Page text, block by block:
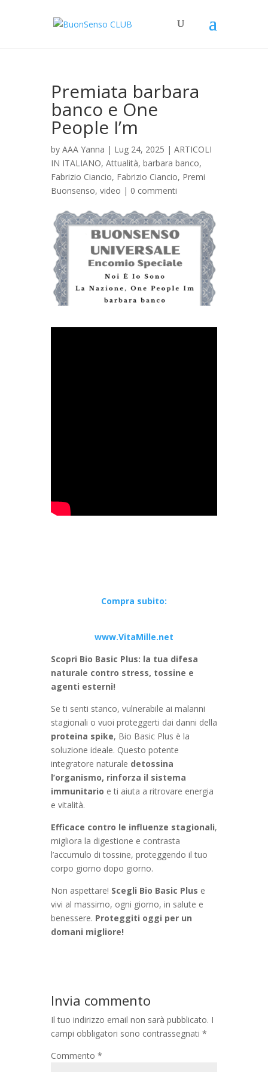
Premiata barbara
banco e One
People I’m
by AAA Yanna | Lug 24, 2025 | ARTICOLI
IN ITALIANO, Attualità, barbara banco,
Fabrizio Ciancio, Fabrizio Ciancio, Premi
Buonsenso, video | 0 commenti
Compra subito:
www.VitaMille.net
Scopri Bio Basic Plus: la tua difesa
naturale contro stress, tossine e
agenti esterni!
Se ti senti stanco, vulnerabile ai malanni
stagionali o vuoi proteggerti dai danni della
proteina spike, Bio Basic Plus è la
soluzione ideale. Questo potente
integratore naturale detossina
l’organismo, rinforza il sistema
immunitario e ti aiuta a ritrovare energia
e vitalità.
Efficace contro le influenze stagionali,
migliora la digestione e contrasta
l’accumulo di tossine, proteggendo il tuo
corpo giorno dopo giorno.
Non aspettare! Scegli Bio Basic Plus e
vivi al massimo, ogni giorno, in salute e
benessere. Proteggiti oggi per un
domani migliore!
Invia commento
Il tuo indirizzo email non sarà pubblicato. I
campi obbligatori sono contrassegnati *
Commento *